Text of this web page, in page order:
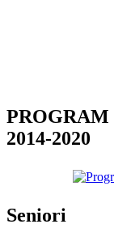
2014-2020
Seniori